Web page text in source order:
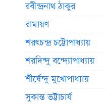
রবীন্দ্রনাথ ঠাকুর
রামায়ণ
শরৎচন্দ্র চট্টোপাধ্যায়
শরদিন্দু বন্দ্যোপাধ্যায়
শীর্ষেন্দু মুখোপাধ্যায়
সুকান্ত ভট্টাচার্য